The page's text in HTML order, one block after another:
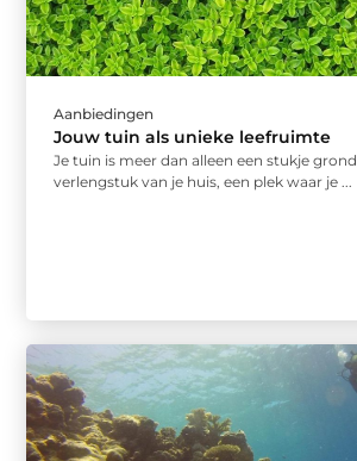
Aanbiedingen
Jouw tuin als unieke leefruimte
Je tuin is meer dan alleen een stukje
verlengstuk van je huis, een plek waar je ...